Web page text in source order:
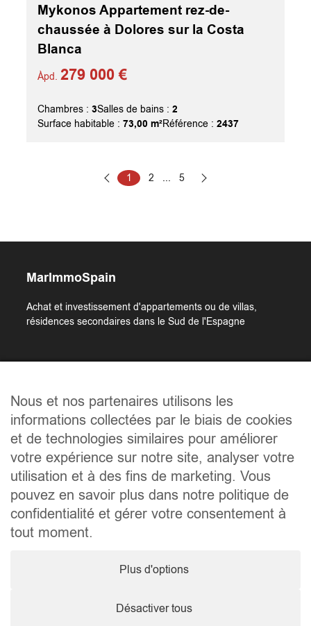
Mykonos Appartement rez-de-
chaussée à Dolores sur la Costa
Blanca
Àpd.279 000 €
Chambres :3Salles de bains :2
Surface habitable :73,00 m²Référence :2437
1 2 ... 5
MarImmoSpain
Achat et investissement d'appartements ou de villas,
résidences secondaires dans le Sud de l'Espagne
Accueil
Qui sommes-nous ?
Les biens
Les régions
Les démarches
Contact
contact@marimmospain.com
Nous et nos partenaires utilisons les
informations collectées par le biais de cookies
et de technologies similaires pour améliorer
votre expérience sur notre site, analyser votre
utilisation et à des fins de marketing. Vous
pouvez en savoir plus dans notre politique de
confidentialité et gérer votre consentement à
tout moment.
Plus d'options
Désactiver tous